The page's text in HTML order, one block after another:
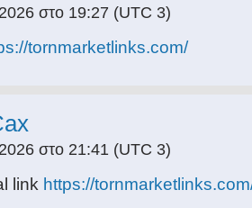
στο 19:27 (UTC 3)
tornmarketlinks.com/
στο 21:41 (UTC 3)
link https://